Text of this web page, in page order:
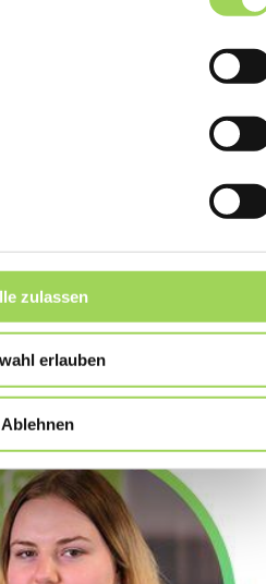
zulassen
erlauben
Ablehnen
erweitert, die Ihnen das Camping
Švédsko